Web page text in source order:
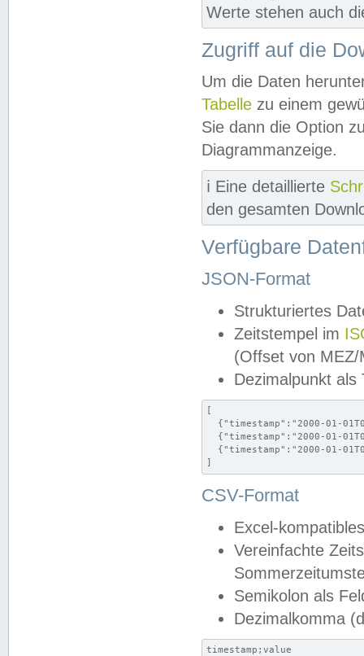
Werte stehen auch
Zugriff auf die
Um die Daten
Tabelle zu einem
Sie dann die Option
Diagrammanzeige.
ℹ️ Eine detaillierte
den gesamten
Verfügbare
JSON-Format
Strukturiertes
Zeitstempel im
(Offset von MEZ/
Dezimalpunkt als
[
{"timestamp":"2000-01-
{"timestamp":"2000-01-
{"timestamp":"2000-01-
]
CSV-Format
Excel-
Vereinfachte
Semikolon als
Dezimalkomma
timestamp;value